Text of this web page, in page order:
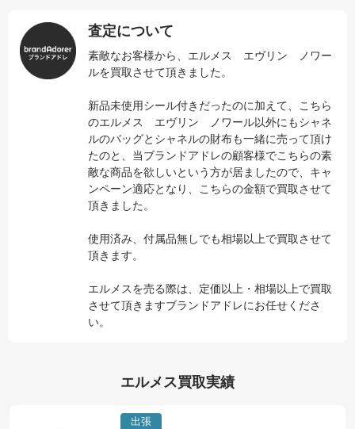
査定について
素敵なお客様から、エルメス エヴリン ノワー
ルを買取させて頂きました。
新品未使用シール付きだったのに加えて、こちら
のエルメス エヴリン ノワール以外にもシャネ
ルのバッグとシャネルの財布も一緒に売って頂け
たのと、当ブランドアドレの顧客様でこちらの素
敵な商品を欲しいという方が居ましたので、キャ
ンペーン適応となり、こちらの金額で買取させて
頂きました。
使用済み、付属品無しでも相場以上で買取させて
頂きます。
エルメスを売る際は、定価以上・相場以上で買取
させて頂きますブランドアドレにお任せくださ
い。
エルメス買取実績
出張